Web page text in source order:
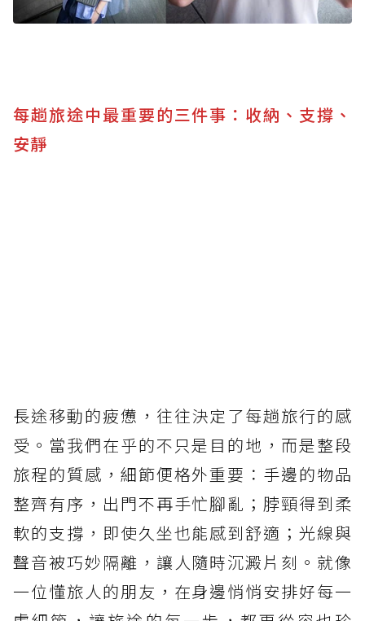
每趟旅途中最重要的三件事：收納、支撐、
安靜
長途移動的疲憊，往往決定了每趟旅行的感
受。當我們在乎的不只是目的地，而是整段
旅程的質感，細節便格外重要：手邊的物品
整齊有序，出門不再手忙腳亂；脖頸得到柔
軟的支撐，即使久坐也能感到舒適；光線與
聲音被巧妙隔離，讓人隨時沉澱片刻。就像
一位懂旅人的朋友，在身邊悄悄安排好每一